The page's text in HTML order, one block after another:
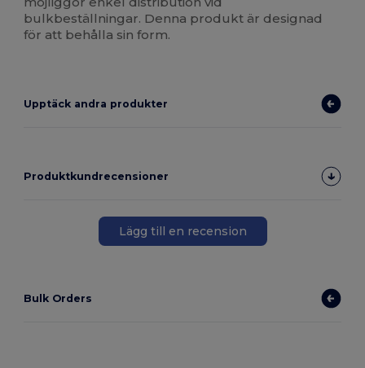
bulkbeställningar. Denna produkt är designad
för att behålla sin form.
Upptäck andra produkter
Produktkundrecensioner
Lägg till en recension
Bulk Orders